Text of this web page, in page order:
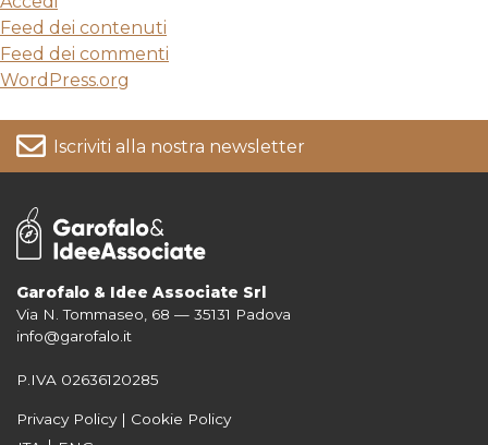
Feed dei contenuti
Feed dei commenti
WordPress.org
Iscriviti alla nostra newsletter
Per informazioni su come vengono trattati i tuoi dati consulta la nostra
Privacy Policy
Garofalo & Idee Associate Srl
Via N. Tommaseo, 68 — 35131 Padova
info@garofalo.it
P.IVA 02636120285
Privacy Policy | Cookie Policy